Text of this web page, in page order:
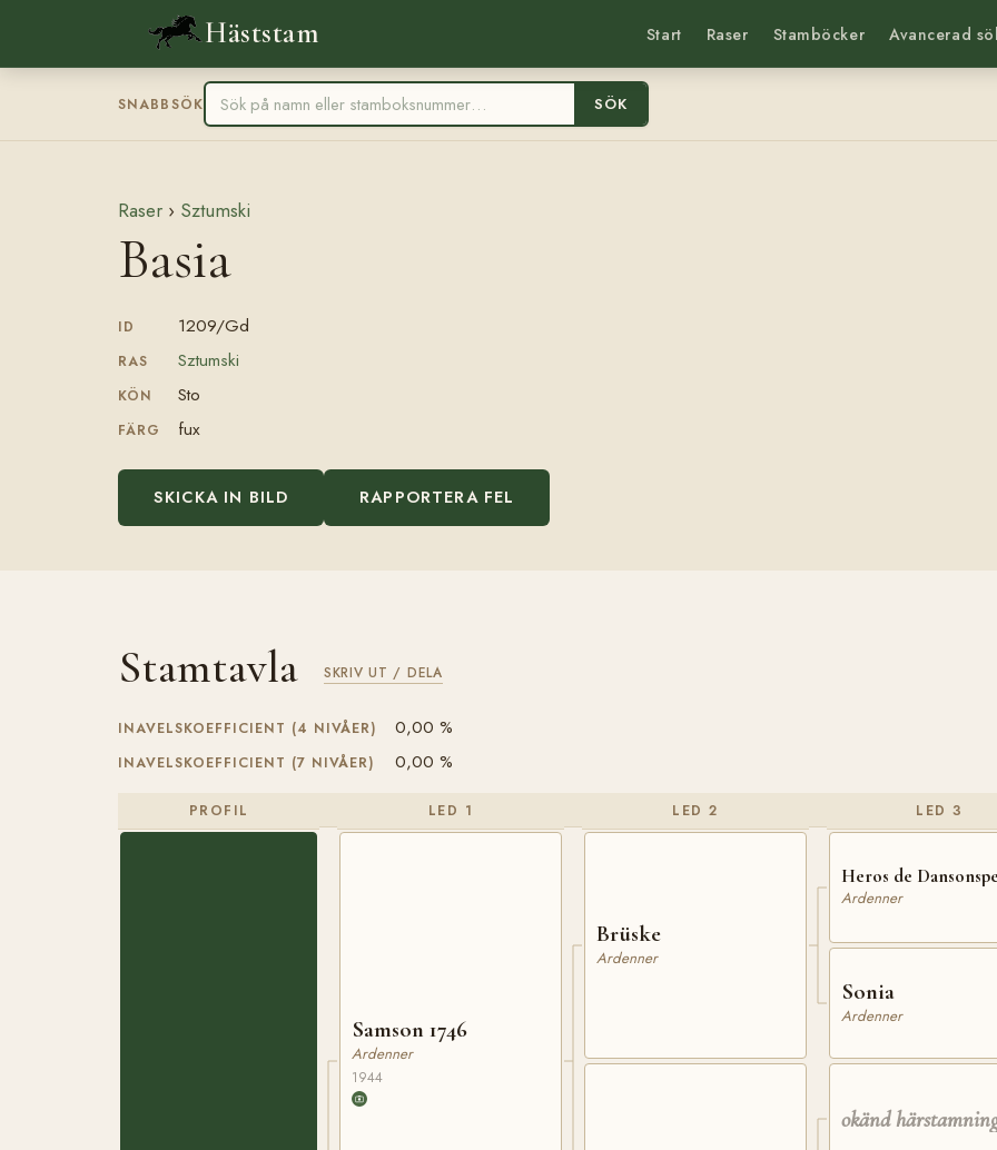
Häststam Start Raser Stamböcker Avancerad
SNABBSÖK SÖK
Raser › Sztumski
Basia
ID 1209/Gd
RAS Sztumski
KÖN Sto
FÄRG fux
SKICKA IN BILD RAPPORTERA FEL
Stamtavla SKRIV UT / DELA
INAVELSKOEFFICIENT (4 NIVÅER) 0,00 %
INAVELSKOEFFICIENT (7 NIVÅER) 0,00 %
PROFIL LED 1
Samson 1746
Ardenner
1944
LED 2
Brüske
Ardenner
LED 3
Heros de
Ardenner
Sonia
Ardenner
okänd